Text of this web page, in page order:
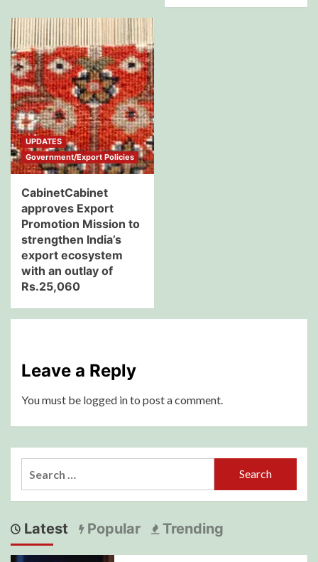
UPDATES
Government/Export Policies
CabinetCabinet
approves Export
Promotion Mission to
strengthen India’s
export ecosystem
with an outlay of
Rs.25,060
Leave a Reply
You must be logged into post a comment.
Latest Popular Trending